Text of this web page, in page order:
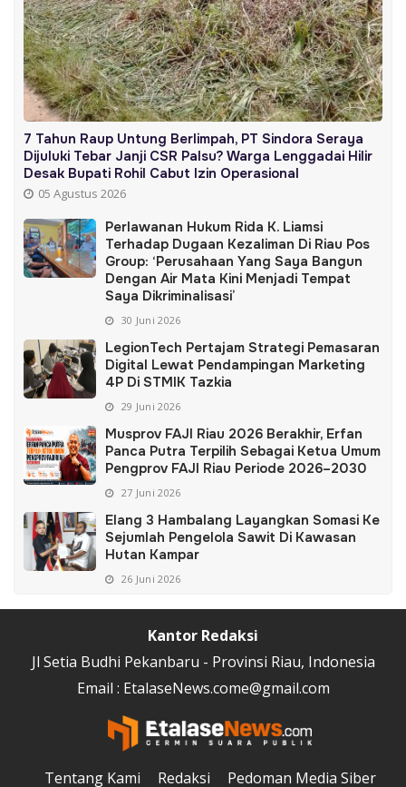
7 Tahun Raup Untung Berlimpah, PT Sindora Seraya
Dijuluki Tebar Janji CSR Palsu? Warga Lenggadai Hilir
Desak Bupati Rohil Cabut Izin Operasional
05 Agustus 2026
Perlawanan Hukum Rida K. Liamsi
Terhadap Dugaan Kezaliman Di Riau Pos
Group: ‘Perusahaan Yang Saya Bangun
Dengan Air Mata Kini Menjadi Tempat
Saya Dikriminalisasi’
30 Juni 2026
LegionTech Pertajam Strategi Pemasaran
Digital Lewat Pendampingan Marketing
4P Di STMIK Tazkia
29 Juni 2026
Musprov FAJI Riau 2026 Berakhir, Erfan
Panca Putra Terpilih Sebagai Ketua Umum
Pengprov FAJI Riau Periode 2026–2030
27 Juni 2026
Elang 3 Hambalang Layangkan Somasi Ke
Sejumlah Pengelola Sawit Di Kawasan
Hutan Kampar
26 Juni 2026
Kantor Redaksi
Jl Setia Budhi Pekanbaru - Provinsi Riau, Indonesia
Email : EtalaseNews.come@gmail.com
Tentang Kami Redaksi Pedoman Media Siber